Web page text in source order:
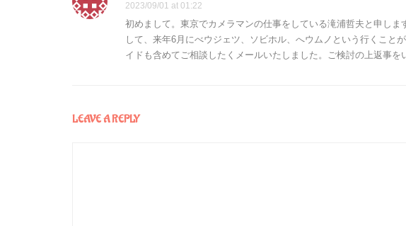
2023/09/01 at 01:22
初めまして。東京でカメラマンの仕事をしている滝浦哲夫と申し
して、来年6月にべウジェツ、ソビホル、へウムノという行くこと
イドも含めてご相談したくメールいたしました。ご検討の上返事を
LEAVE A REPLY